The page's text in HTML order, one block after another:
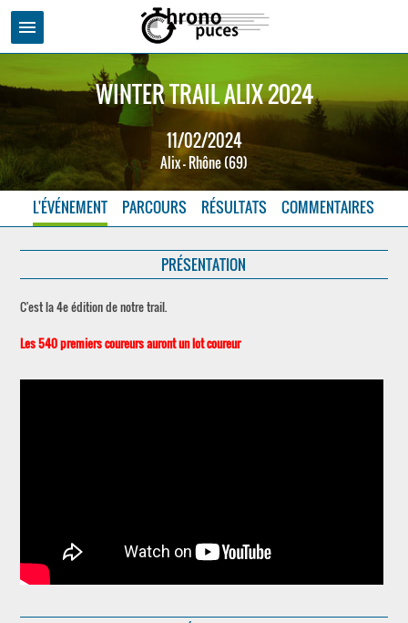
menu
WINTER TRAIL ALIX 2024
11/02/2024
Alix - Rhône (69)
L'ÉVÉNEMENT PARCOURS RÉSULTATS COMMENTAIRES
PRÉSENTATION
C'est la 4e édition de notre trail.
Les 540 premiers coureurs auront un lot coureur